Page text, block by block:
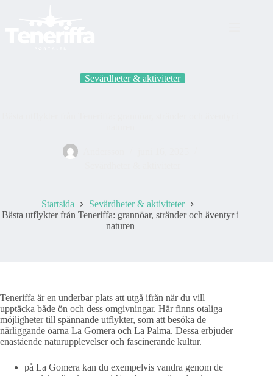
Sevärdheter & aktiviteter
Startsida
Sevärdheter & aktiviteter
Bästa utflykter från Teneriffa: grannöar, stränder och äventyr i
naturen
Teneriffa är en underbar plats att utgå ifrån när du vill
upptäcka både ön och dess omgivningar. Här finns otaliga
möjligheter till spännande utflykter, som att besöka de
närliggande öarna La Gomera och La Palma. Dessa erbjuder
enastående naturupplevelser och fascinerande kultur.
på La Gomera kan du exempelvis vandra genom de